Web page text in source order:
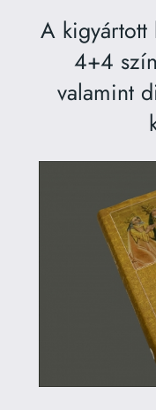
A kigyártott
4+4
valamint